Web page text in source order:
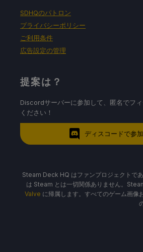
SDHQのパトロン
プライバシーポリシー
ご利用条件
広告設定の管理
提案は？
Discordサーバーに参加して、匿名でフ
ください！
ディスコードで参
Steam Deck HQ はファンプロジェクトで
は Steam とは一切関係ありません。
Valve に帰属します。すべてのゲーム画像